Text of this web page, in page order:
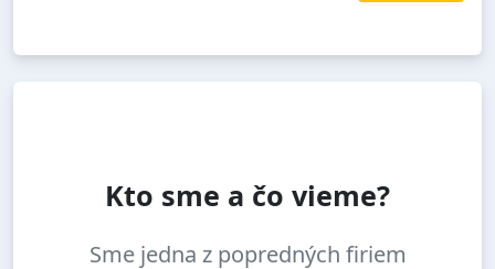
Kto sme a čo vieme?
Sme jedna z popredných firiem